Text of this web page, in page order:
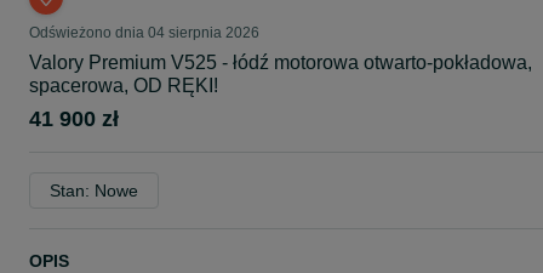
Odświeżono dnia 04 sierpnia 2026
Valory Premium V525 - łódź motorowa otwarto-pokładowa,
spacerowa, OD RĘKI!
41 900 zł
Stan: Nowe
OPIS